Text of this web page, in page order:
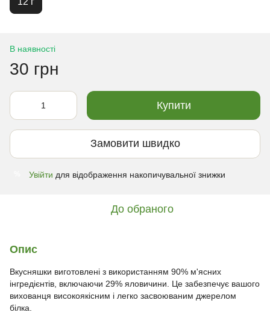
В наявності
30 грн
Купити
Замовити швидко
Увійти для відображення накопичувальної знижки
До обраного
Опис
Вкусняшки виготовлені з використанням 90% м'ясних
інгредієнтів, включаючи 29% яловичини. Це забезпечує вашого
вихованця високоякісним і легко засвоюваним джерелом
білка.